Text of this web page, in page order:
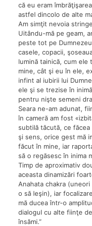
că eu eram
astfel dincolo de alte
Am simţit nevoia
Uitându-mă pe geam,
peste tot pe
casele, copacii,
lumină tainică, cum
mine, cât şi eu în ele,
infint al iubirii lui
ele şi se trezise în
pentru nişte semeni
Seara ne-am adunat,
în cameră am fost
subtilă tăcută, ce
şi sens, orice gest mă
făcut în mine, iar
să o regăsesc în inima
Timp de aproximativ
aceasta dinamizări
Anahata chakra
o să leşin), iar
mă ducea într-o
dialogul cu alte fiinţe
însămi.”